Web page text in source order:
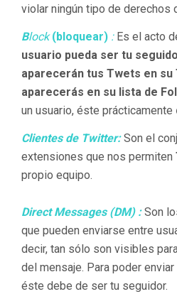
violar ningún tipo de derechos
Block(bloquear) :Es el acto
usuario pueda ser tu
aparecerán tus Twets en su
aparecerás en su lista de
un usuario, éste prácticamente
Clientes de Twitter: Son el
extensiones que nos permiten
propio equipo.
Direct Messages (DM) :Son
que pueden enviarse entre
decir, tan sólo son visibles
del mensaje. Para poder enviar
éste debe de ser tu seguidor.